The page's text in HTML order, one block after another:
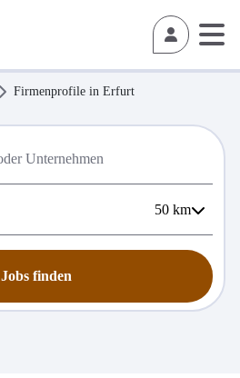
Firmenprofile in Erfurt
50 km
Jobs finden